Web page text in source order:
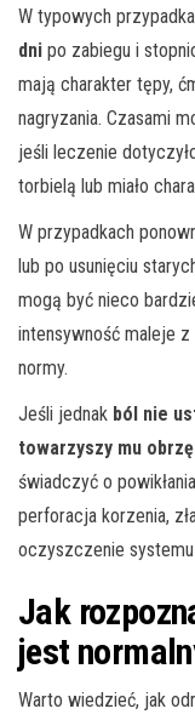
W typowych
dni po zabiegu i
mają charakter tępy,
nagryzania. Czasami
jeśli leczenie
torbielą lub miało
W przypadkach
lub po usunięciu
mogą być nieco
intensywność maleje
normy.
Jeśli jednak ból nie
towarzyszy mu
świadczyć o
perforacja korzenia,
oczyszczenie systemu
Jak
jest
Warto wiedzieć, jak